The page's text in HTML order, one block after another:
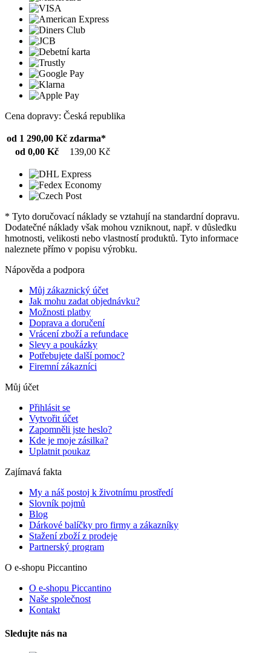
Cena dopravy: Česká republika
od 1 290,00 Kč zdarma*
od 0,00 Kč
139,00 Kč
* Tyto doručovací náklady se vztahují na standardní dopravu.
Dodatečné náklady však mohou vzniknout, např. v důsledku
hmotnosti, velikosti nebo vlastností produktů. Tyto informace
naleznete přímo v popisu výrobku.
Nápověda a podpora
Můj zákaznický účet
Jak mohu zadat objednávku?
Možnosti platby
Doprava a doručení
Vrácení zboží a refundace
Slevy a poukázky
Potřebujete další pomoc?
Firemní zákazníci
Můj účet
Přihlásit se
Vytvořit účet
Zapomněli jste heslo?
Kde je moje zásilka?
Uplatnit poukaz
Zajímavá fakta
My a náš postoj k životnímu prostředí
Slovník pojmů
Blog
Dárkové balíčky pro firmy a zákazníky
Stažení zboží z prodeje
Partnerský program
O e-shopu Piccantino
O e-shopu Piccantino
Naše společnost
Kontakt
Sledujte nás na